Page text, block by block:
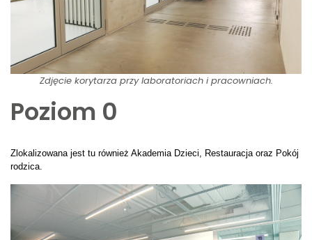
Zdjęcie korytarza przy laboratoriach i pracowniach.
Poziom 0
Zlokalizowana jest tu również Akademia Dzieci, Restauracja oraz Pokój
rodzica.